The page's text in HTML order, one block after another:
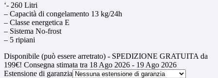
‘- 260 Litri
– Capacità di congelamento 13 kg/24h
– Classe energetica E
– Sistema No-frost
– 5 ripiani
Disponibile (può essere arretrato) - SPEDIZIONE GRATUITA da
199€! Consegna stimata tra 18 Ago 2026 - 19 Ago 2026
Estensione di garanzia